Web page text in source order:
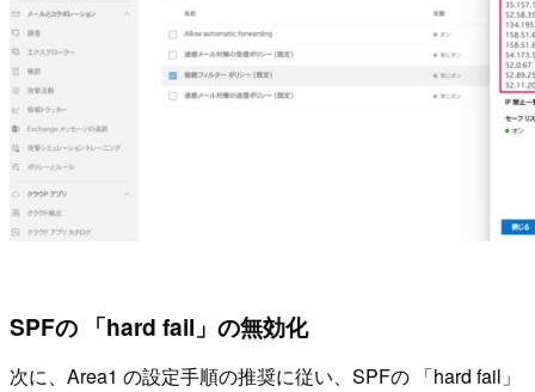
SPFの 「hard fail」の無効化
次に、Area1 の設定手順の推奨に従い、SPFの 「hard fail」